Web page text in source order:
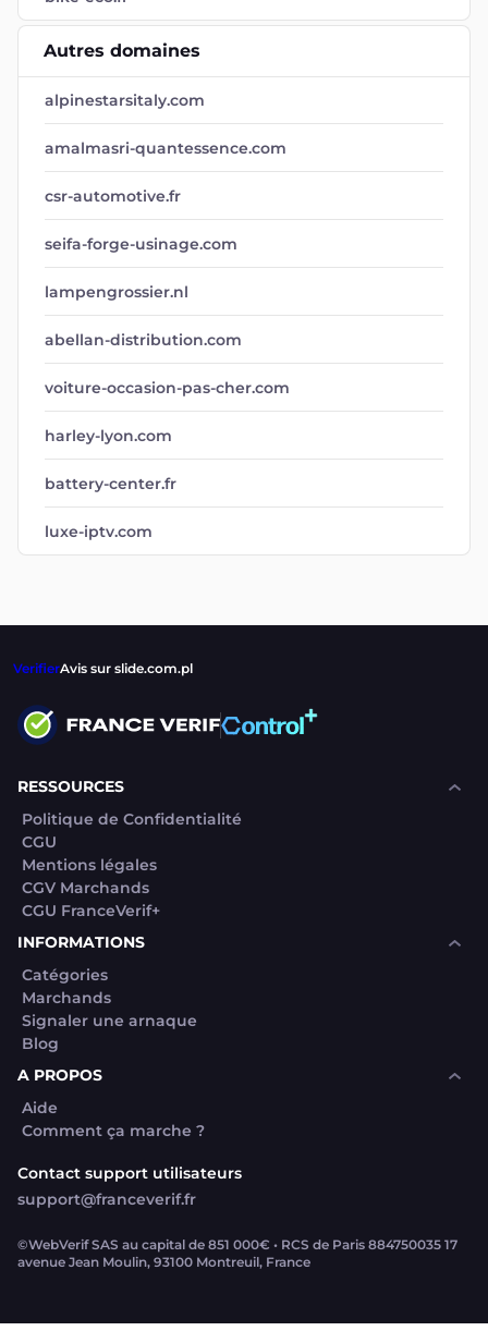
Autres domaines
alpinestarsitaly.com
amalmasri-quantessence.com
csr-automotive.fr
seifa-forge-usinage.com
lampengrossier.nl
abellan-distribution.com
voiture-occasion-pas-cher.com
harley-lyon.com
battery-center.fr
luxe-iptv.com
VerifierAvis sur slide.com.pl
RESSOURCES
Politique de Confidentialité
CGU
Mentions légales
CGV Marchands
CGU FranceVerif+
INFORMATIONS
Catégories
Marchands
Signaler une arnaque
Blog
A PROPOS
Aide
Comment ça marche ?
Contact support utilisateurs
support@franceverif.fr
©WebVerif SAS au capital de 851 000€ • RCS de Paris 884750035 17
avenue Jean Moulin, 93100 Montreuil, France